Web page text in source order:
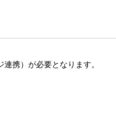
携）が必要となります。